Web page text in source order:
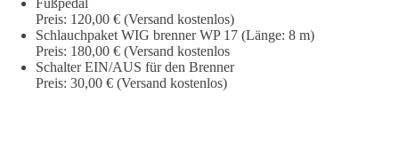
Fußpedal
Preis: 120,00 € (Versand kostenlos)
Schlauchpaket WIG brenner WP 17 (Länge: 8 m)
Preis: 180,00 € (Versand kostenlos
Schalter EIN/AUS für den Brenner
Preis: 30,00 € (Versand kostenlos)